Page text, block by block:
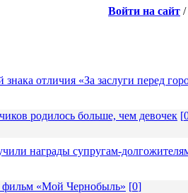
Войти на сайт /
отличия «За заслуги перед
родилось больше, чем девочек [
награды супругам-
фильм «Мой Чернобыль» [0]